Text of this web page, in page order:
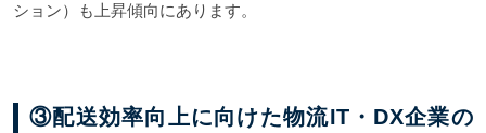
ション）も上昇傾向にあります。
③配送効率向上に向けた物流IT・DX企業の